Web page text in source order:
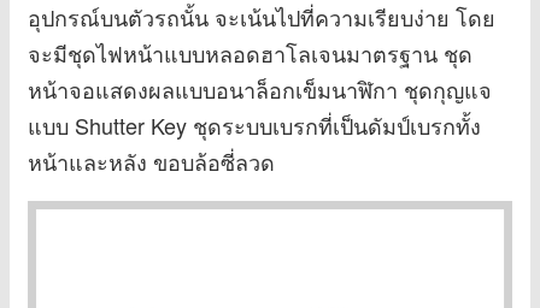
อุปกรณ์บนตัวรถนั้น จะเน้นไปที่ความเรียบง่าย โดย
จะมีชุดไฟหน้าแบบหลอดฮาโลเจนมาตรฐาน ชุด
หน้าจอแสดงผลแบบอนาล็อกเข็มนาฬิกา ชุดกุญแจ
แบบ Shutter Key ชุดระบบเบรกที่เป็นดัมป์เบรกทั้ง
หน้าและหลัง ขอบล้อซี่ลวด